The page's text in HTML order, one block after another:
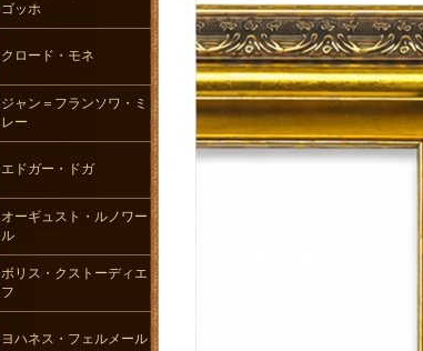
ゴッホ
クロード・モネ
ジャン＝フランソワ・ミ
レー
エドガー・ドガ
オーギュスト・ルノワー
ル
ボリス・クストーディエ
フ
ヨハネス・フェルメール